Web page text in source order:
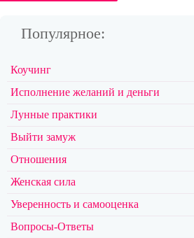
Популярное:
Коучинг
Исполнение желаний и деньги
Лунные практики
Выйти замуж
Отношения
Женская сила
Уверенность и самооценка
Вопросы-Ответы